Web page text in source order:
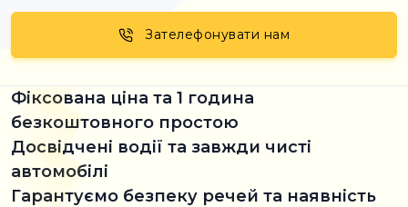
Зателефонувати нам
Фіксована ціна та 1 година
безкоштовного простою
Досвідчені водії та завжди чисті
автомобілі
Гарантуємо безпеку речей та наявність